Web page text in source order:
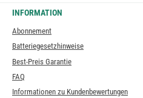
INFORMATION
Abonnement
Batteriegesetzhinweise
Best-Preis Garantie
FAQ
Informationen zu Kundenbewertungen